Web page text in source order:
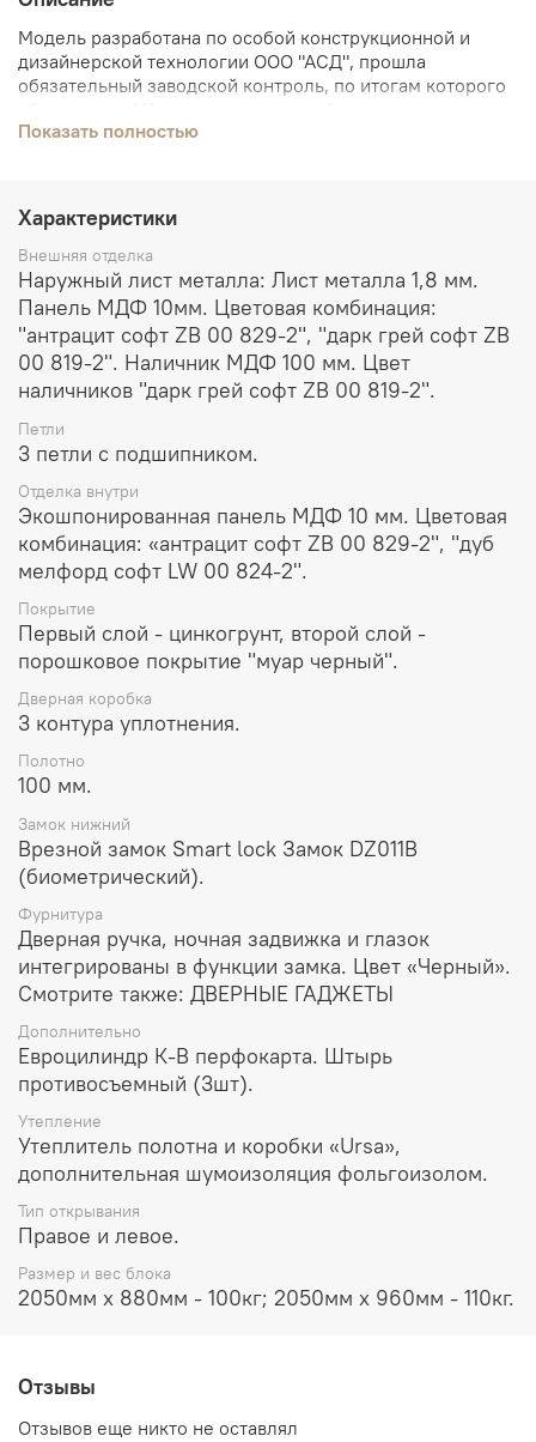
Модель разработана по особой конструкционной и
дизайнерской технологии ООО "АСД", прошла
обязательный заводской контроль, по итогам которого
водо- и воздухонепроницаемости. Изделие имеет
тамбура при влажности не более 50%. Внешнюю и
внутреннюю отделку представляют две уникальные
панели, по технологии соединения двух разнородных
структур. По результатам производственного контроля
в заводских условиях, срок службы стальной двери
"Spark" при использовании в соответствии с условиями,
указанными в Паспорте модели, может варьироваться
от 20 до 25 лет.
Показать полностью
Характеристики
Внешняя отделка
Наружный лист металла: Лист металла 1,8 мм.
Панель МДФ 10мм. Цветовая комбинация:
"антрацит софт ZB 00 829-2", "дарк грей софт ZB
00 819-2". Наличник МДФ 100 мм. Цвет
наличников "дарк грей софт ZB 00 819-2".
Петли
3 петли с подшипником.
Отделка внутри
Экошпонированная панель МДФ 10 мм. Цветовая
комбинация: «антрацит софт ZB 00 829-2", "дуб
мелфорд софт LW 00 824-2".
Покрытие
Первый слой - цинкогрунт, второй слой -
порошковое покрытие "муар черный".
Дверная коробка
3 контура уплотнения.
Полотно
100 мм.
Замок нижний
Врезной замок Smart lock Замок DZ011B
(биометрический).
Фурнитура
Дверная ручка, ночная задвижка и глазок
интегрированы в функции замка. Цвет «Черный».
Смотрите также: ДВЕРНЫЕ ГАДЖЕТЫ
Дополнительно
Евроцилиндр К-В перфокарта. Штырь
противосъемный (3шт).
Утепление
Утеплитель полотна и коробки «Ursa»,
дополнительная шумоизоляция фольгоизолом.
Тип открывания
Правое и левое.
Размер и вес блока
2050мм х 880мм - 100кг; 2050мм х 960мм - 110кг.
Отзывы
Отзывов еще никто не оставлял